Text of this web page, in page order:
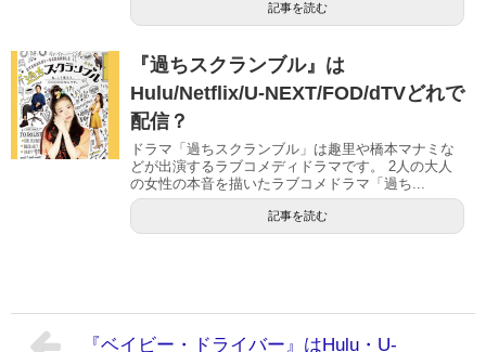
記事を読む
『過ちスクランブル』は
Hulu/Netflix/U-NEXT/FOD/dTVどれで
配信？
ドラマ「過ちスクランブル」は趣里や橋本マナミな
どが出演するラブコメディドラマです。 2人の大人
の女性の本音を描いたラブコメドラマ「過ち...
記事を読む
『ベイビー・ドライバー』はHulu・U-